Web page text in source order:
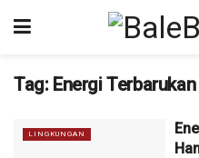
Tag: Energi Terbarukan
LINGKUNGAN